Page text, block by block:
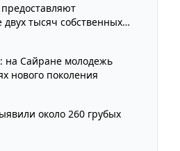
тысяч собственных
на Сайране молодежь
нового поколения
около 260 грубых